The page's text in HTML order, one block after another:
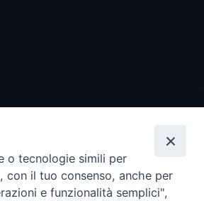
o tecnologie simili per
con il tuo consenso, anche per
e funzionalità semplici",